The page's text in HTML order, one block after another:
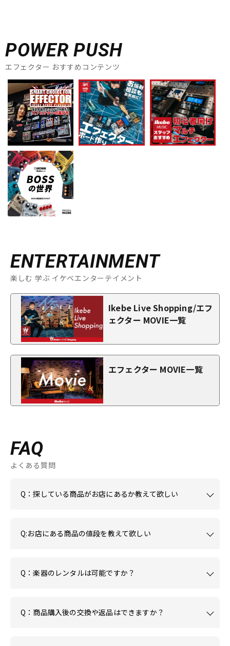
POWER PUSH
エフェクター おすすめコンテンツ
ENTERTAINMENT
楽しむ 学ぶ イケベエンターテイメント
Ikebe Live Shopping/エフ
ェクター MOVIE一覧
エフェクター MOVIE一覧
FAQ
よくある質問
Q：探している商品がお店にあるか教えて欲しい
Q:お店にある商品の値段を教えて欲しい
Q：楽器のレンタルは可能ですか？
Q：商品購入後の交換や返品はできますか？